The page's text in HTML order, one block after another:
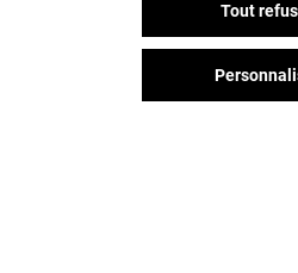
-10% SUR TOUT LE
LE MARDI*
Tout